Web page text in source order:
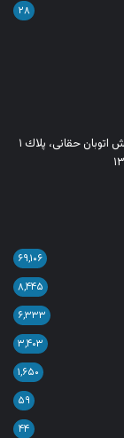
۲۸
آدرس: تهران - خیابان میرداماد، خیابان مصدق جنوبی،نبش اتوبان حقانی، پلاك ١
۶۹,۱۰۶
۸,۴۴۵
۶,۳۳۳
۳,۴۰۳
۱,۶۵۰
۵۹
۴۴